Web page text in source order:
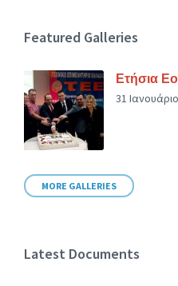
Featured Galleries
Ετήσια
31
MORE GALLERIES
Latest Documents